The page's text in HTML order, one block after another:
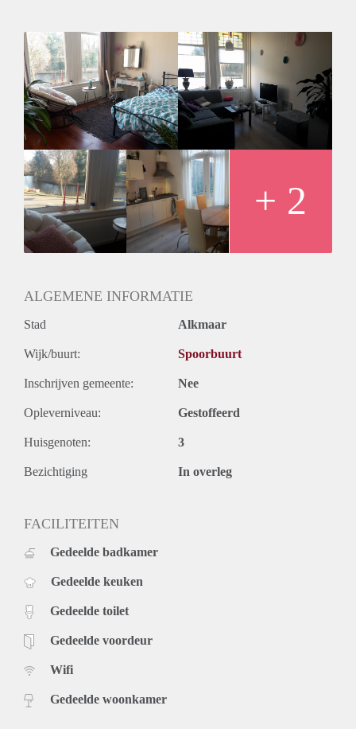
houden we wel van gezelligheid en drinken graag een
drankje samen :). Maar je bent geheel vrij om je eigen ding te
doen.
lijkt het je wat ? stuur me een berichtje
Groetjes Lilian
* vanaf het huis is het 6 minuten lopen naar het station en 11
minuten naar het Waagplein
+ 2
ALGEMENE INFORMATIE
Stad Alkmaar
Wijk/buurt: Spoorbuurt
Inschrijven gemeente: Nee
Opleverniveau: Gestoffeerd
Huisgenoten: 3
Bezichtiging In overleg
FACILITEITEN
Gedeelde badkamer
Gedeelde keuken
Gedeelde toilet
Gedeelde voordeur
Wifi
Gedeelde woonkamer